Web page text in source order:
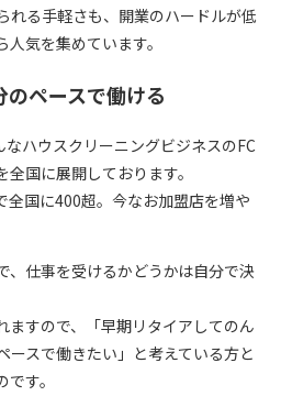
れる手軽さも、開業のハードルが低
気を集めています。
ペースで働ける
ハウスクリーニングビジネスのFC
全国に展開しております。
全国に400超。今なお加盟店を増や
、仕事を受けるかどうかは自分で決
ますので、「早期リタイアしてのん
ースで働きたい」と考えている方と
す。